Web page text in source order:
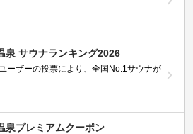
泉 サウナランキング2026
ーザーの投票により、全国No.1サウナが
泉プレミアムクーポン